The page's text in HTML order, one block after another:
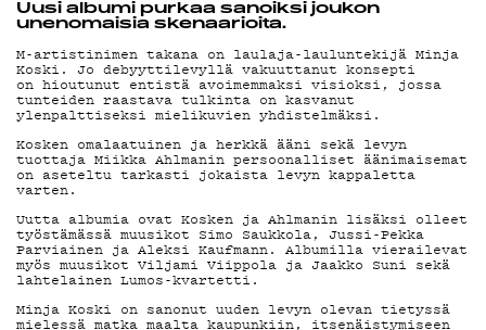
PODCAST
MAINOSTA
Uusi albumi purkaa sanoiksi joukon
unenomaisia skenaarioita.
M-artistinimen takana on laulaja-lauluntekijä Minja
Koski. Jo debyyttilevyllä vakuuttanut konsepti
on hioutunut entistä avoimemmaksi visioksi, jossa
tunteiden raastava tulkinta on kasvanut
ylenpalttiseksi mielikuvien yhdistelmäksi.
Kosken omalaatuinen ja herkkä ääni sekä levyn
tuottaja Miikka Ahlmanin persoonalliset äänimaisemat
on aseteltu tarkasti jokaista levyn kappaletta
varten.
Uutta albumia ovat Kosken ja Ahlmanin lisäksi olleet
työstämässä muusikot Simo Saukkola, Jussi-Pekka
Parviainen ja Aleksi Kaufmann. Albumilla vierailevat
myös muusikot Viljami Viippola ja Jaakko Suni sekä
lahtelainen Lumos-kvartetti.
Minja Koski on sanonut uuden levyn olevan tietyssä
mielessä matka maalta kaupunkiin, itsenäistymiseen